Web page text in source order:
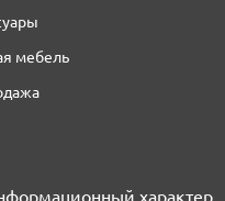
мебель
характер